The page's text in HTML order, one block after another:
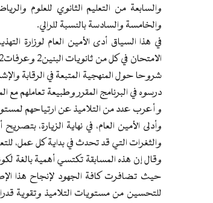
والسابعة من التعليم الثانوي للعلوم
والخامسة والسادسة بالنسبة للرالي.
في هذا السياق أدى الأمين العام لوزارة
شروحا حول المنهجية المتبعة في الرقابة
درسوه في البرنامج المقرر وطبيعة تعاملهم مع
و أعرب عدد من التلاميذ عن ارتياحهم
وأدلى الأمين العام، في نهاية الزيارة،
والثغرات التي قد تحدث في بداية كل عمل،
وقال إن هذه المسابقة تكتسي أهمية بالغة
حيث تضافرت كافة الجهود لإنجاح هذا
للتحسين من مستويات التلاميذ وتقوية